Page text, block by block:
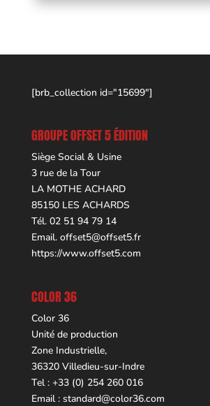
[brb_collection id="15699"]
GROUPE OFFSET 5 ÉDITION
Siège Social & Usine
3 rue de la Tour
LA MOTHE ACHARD
85150 LES ACHARDS
Tél. 02 51 94 79 14
Email. offset5@offset5.fr
https://www.offset5.com
COLOR 36
Color 36
Unité de production
Zone Industrielle,
36320 Villedieu-sur-Indre
Tel : +33 (0) 254 260 016
Email : standard@color36.com